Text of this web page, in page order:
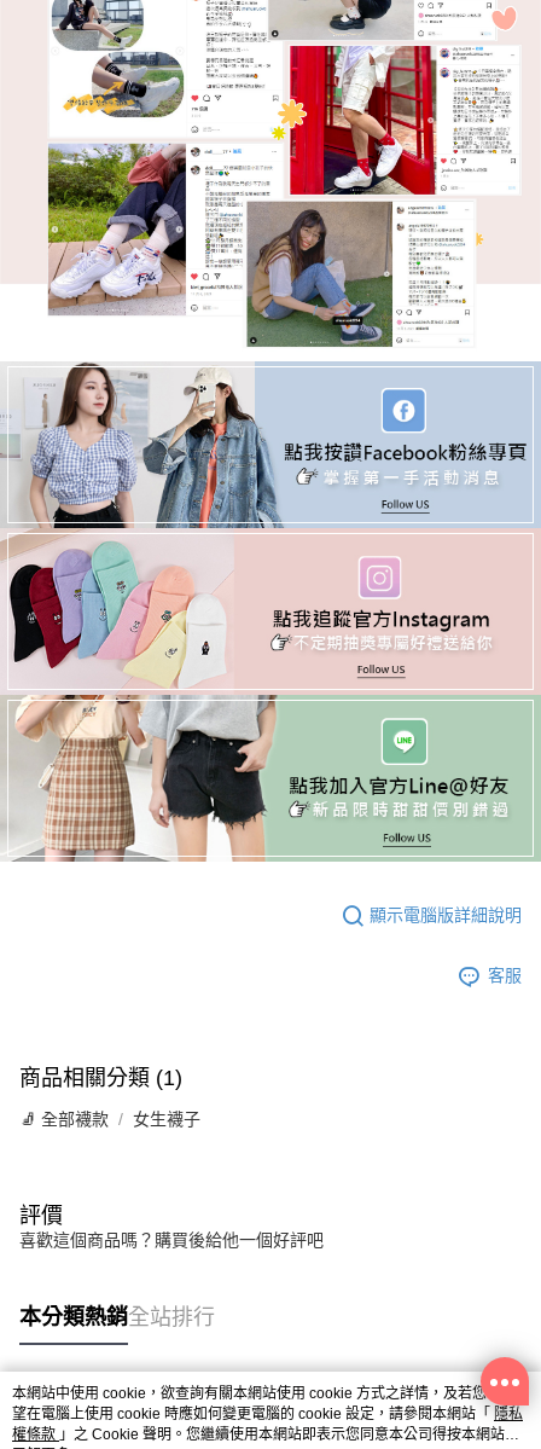
顯示電腦版詳細說明
客服
商品相關分類 (1)
🧦 全部襪款 女生襪子
評價
喜歡這個商品嗎？購買後給他一個好評吧
本分類熱銷全站排行
熱門標籤
本網站中使用 cookie，欲查詢有關本網站使用 cookie 方式之詳情，及若您不希
望在電腦上使用 cookie 時應如何變更電腦的 cookie 設定，請參閱本網站「 隱私
權條款 」之 Cookie 聲明。您繼續使用本網站即表示您同意本公司得按本網站使